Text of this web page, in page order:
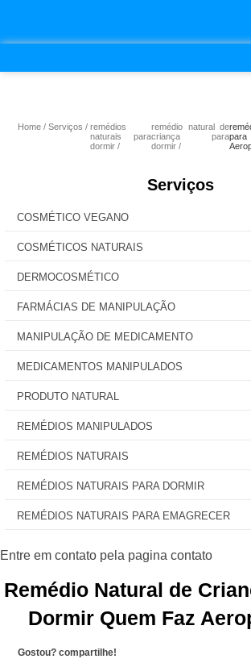
Home Serviços
remédios
naturais para
dormir
remédio natural de
criança para
dormir
Serviços
COSMÉTICO VEGANO
COSMÉTICOS NATURAIS
DERMOCOSMÉTICO
FARMÁCIAS DE MANIPULAÇÃO
MANIPULAÇÃO DE MEDICAMENTO
MEDICAMENTOS MANIPULADOS
PRODUTO NATURAL
REMÉDIOS MANIPULADOS
REMÉDIOS NATURAIS
REMÉDIOS NATURAIS PARA DORMIR
REMÉDIOS NATURAIS PARA EMAGRECER
Remédio Natural de
Dormir Quem Faz
Gostou? compartilhe!